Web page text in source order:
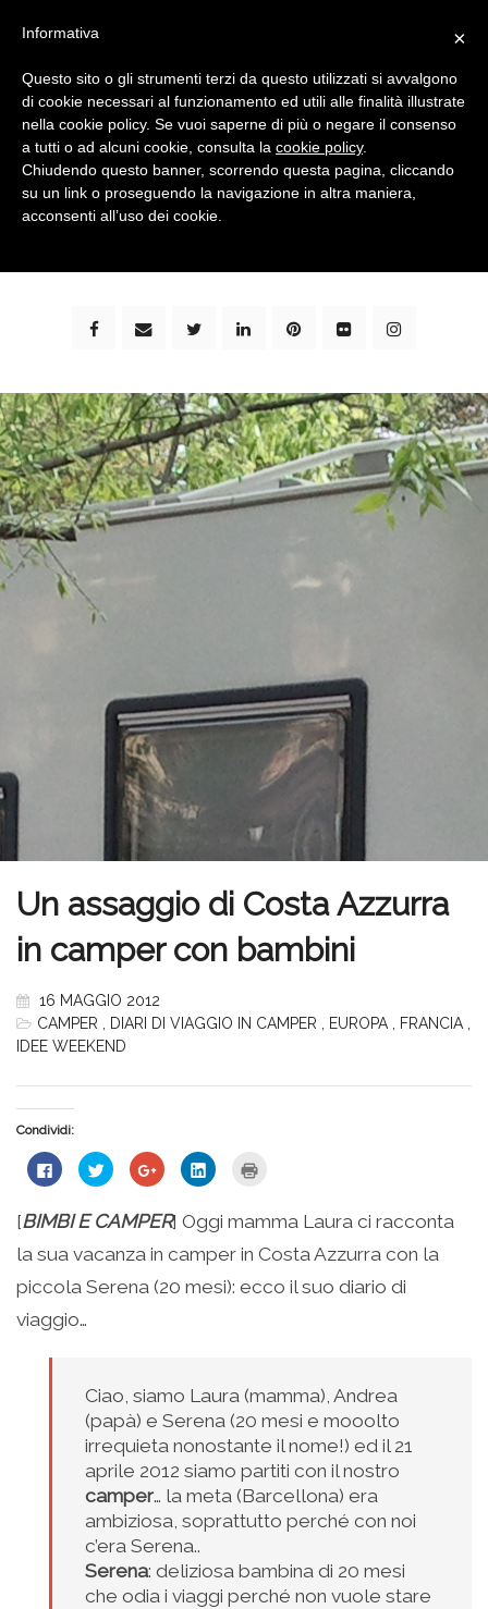
bimbi e viaggi - family travel blog: community #1 in
Un assaggio di Costa Azzurra
in camper con bambini
16 MAGGIO 2012
CAMPER
DIARI DI VIAGGIO IN CAMPER EUROPA FRANCIA
IDEE WEEKEND
Condividi:
Fai
clic
su
Facebook
apre
una
nuova
finestra)
Fai
clic
condividere
su
(Si
in
una
Fai
clic
condividere
su
(Si
in
una
Fai
clic
condividere
su
LinkedIn
(Si
in
una
stampare
(Si
apre
in
nuova
finestra)
[BIMBI E CAMPER] Oggi mamma Laura ci racconta
la sua vacanza in camper in Costa Azzurra con la
piccola Serena (20 mesi): ecco il suo diario di
viaggio…
Ciao, siamo Laura (mamma), Andrea
(papà) e Serena (20 mesi e mooolto
irrequieta nonostante il nome!) ed il 21
aprile 2012 siamo partiti con il nostro
camper… la meta (Barcellona) era
ambiziosa, soprattutto perché con noi
c’era Serena..
Serena: deliziosa bambina di 20 mesi
che odia i viaggi perché non vuole stare
×
Informativa
Questo sito o gli strumenti terzi da questo utilizzati si avvalgono
di cookie necessari al funzionamento ed utili alle finalità illustrate
nella cookie policy. Se vuoi saperne di più o negare il consenso
a tutti o ad alcuni cookie, consulta la cookie policy.
Chiudendo questo banner, scorrendo questa pagina, cliccando
su un link o proseguendo la navigazione in altra maniera,
acconsenti all’uso dei cookie.